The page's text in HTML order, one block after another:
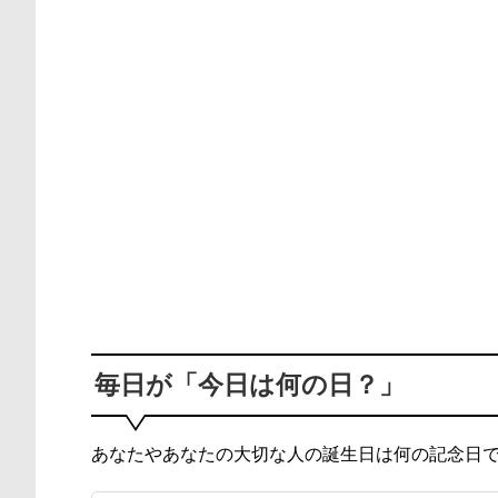
毎日が「今日は何の日？」
あなたやあなたの大切な人の誕生日は何の記念日